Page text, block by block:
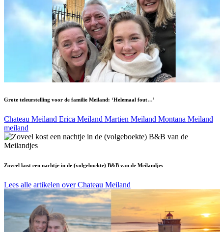
Grote teleurstelling voor de familie Meiland: ‘Helemaal fout…’
Chateau Meiland Erica Meiland Martien Meiland Montana Meiland
meiland
Zoveel kost een nachtje in de (volgeboekte) B&B van de Meilandjes
Lees alle artikelen over Chateau Meiland